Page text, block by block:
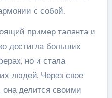
с собой.
пример таланта и
достигла больших
но и стала
людей. Через свое
она делится своими